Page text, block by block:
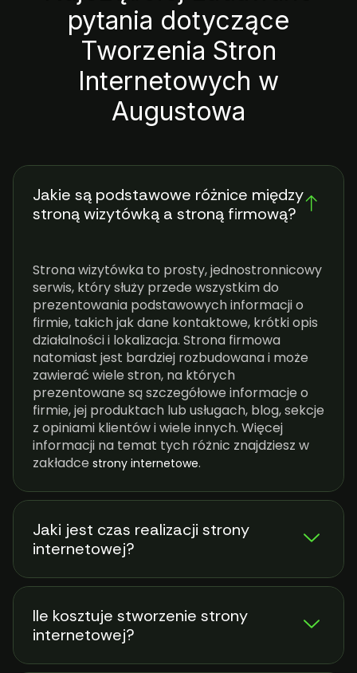
pytania dotyczące
Tworzenia Stron
Internetowych w
Augustowa
Jakie są podstawowe różnice między
stroną wizytówką a stroną firmową?
Strona wizytówka to prosty, jednostronnicowy
serwis, który służy przede wszystkim do
prezentowania podstawowych informacji o
firmie, takich jak dane kontaktowe, krótki opis
działalności i lokalizacja. Strona firmowa
natomiast jest bardziej rozbudowana i może
zawierać wiele stron, na których
prezentowane są szczegółowe informacje o
firmie, jej produktach lub usługach, blog, sekcje
z opiniami klientów i wiele innych. Więcej
informacji na temat tych różnic znajdziesz w
zakładce strony internetowe.
Jaki jest czas realizacji strony
internetowej?
Ile kosztuje stworzenie strony
internetowej?